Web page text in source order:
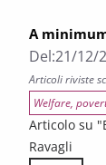
A
Del:21/12/
Articoli riviste
Welfare,
Articolo su
Ravagli